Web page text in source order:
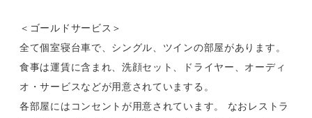
＜ゴールドサービス＞
全て個室寝台車で、シングル、ツインの部屋があります。
食事は運賃に含まれ、洗顔セット、ドライヤー、オーディ
オ・サービスなどが用意されていまする。
各部屋にはコンセントが用意されています。 なおレストラ